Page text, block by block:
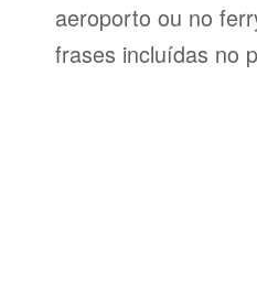
aeroporto ou no
frases incluídas no